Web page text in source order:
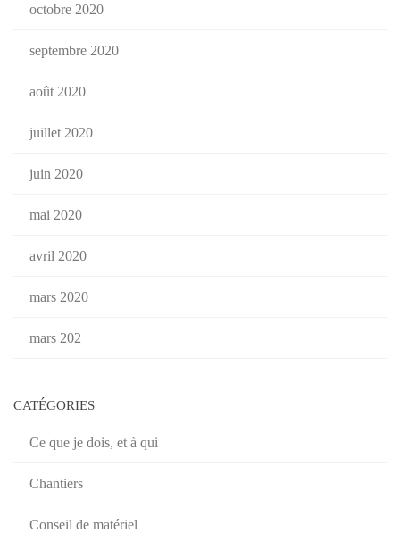
octobre 2020
septembre 2020
août 2020
juillet 2020
juin 2020
mai 2020
avril 2020
mars 2020
mars 202
CATÉGORIES
Ce que je dois, et à qui
Chantiers
Conseil de matériel